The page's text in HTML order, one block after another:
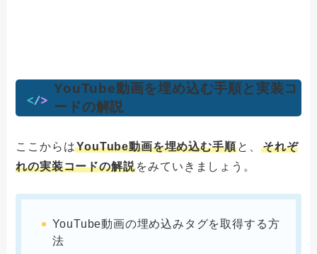
YouTube動画を埋め込む手順と実装コ
ードの解説
ここからはYouTube動画を埋め込む手順 と、
それぞ
れの実装コードの解説 をみていきましょう。
YouTube動画の埋め込みタグを取得する方
法